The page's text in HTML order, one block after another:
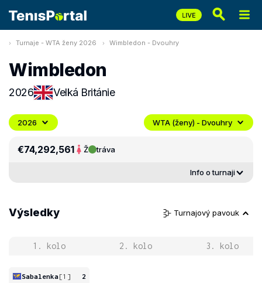
Turnaje - WTA ženy 2026 Wimbledon - Dvouhry
Wimbledon
2026 Velká Británie
2026 WTA (ženy) - Dvouhry
€74,292,561 Ž tráva
Info o turnaji
Výsledky Turnajový pavouk
1. kolo 2. kolo 3. kolo
Sabalenka[1]
2